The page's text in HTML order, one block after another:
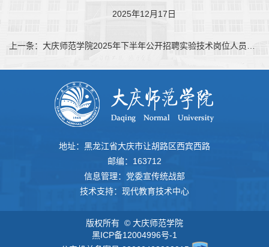
2025年12月17日
上一条： 大庆师范学院2025年下半年公开招聘实验技术岗位人员进入面试环节人员考核总成绩及拟进入体检人选的公示
地址：黑龙江省大庆市让胡路区西宾西路
邮编：163712
信息管理：党委宣传统战部
技术支持：现代教育技术中心
版权所有 © 大庆师范学院
黑ICP备12004996号-1